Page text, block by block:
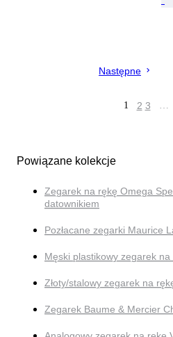
Następne
1 2 3 …
Powiązane kolekcje
Zegarek na rękę Omega
datownikiem
Pozłacane zegarki Maurice
Męski plastikowy zegarek
Złoty/stalowy zegarek na
Zegarek Baume & Mercier